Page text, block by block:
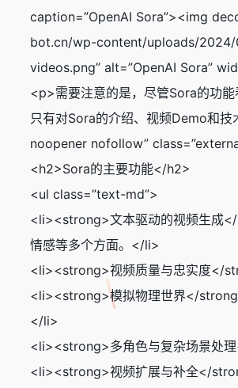
caption=”OpenAI Sora”><img
bot.cn/wp-content/uploads/2024/
videos.png” alt=”OpenAI Sora”
<p>需要注意的是，尽管Sora的功
只有对Sora的介绍、视频Demo和
noopener nofollow”
<h2>Sora的主要功能</h2>
<ul class=”text-md”>
<li><strong>文本驱动的视频生成</
情感等多个方面。</li>
<li><strong>视频质量与忠实度</
<li><strong>模拟物理世界</
</li>
<li><strong>多角色与复杂场景处
<li><strong>视频扩展与补全</